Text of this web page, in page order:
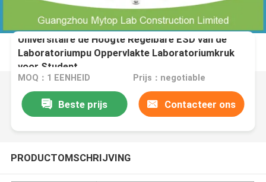
Universitaire de Hoogte Regelbare ESD van de
Laboratoriumpu Oppervlakte Laboratoriumkruk
voor Student
MOQ：1 EENHEID Prijs：negotiable
Beste prijs Contacteer ons
PRODUCTOMSCHRIJVING